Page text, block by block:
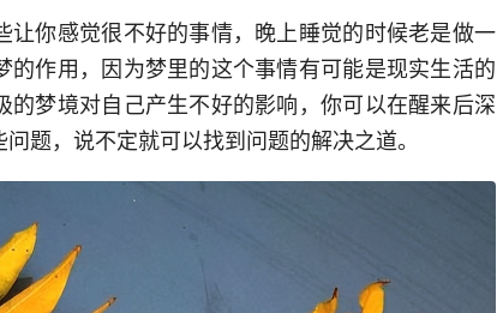
让你感觉很不好的事情，晚上睡觉的时候老是做一
作用，因为梦里的这个事情有可能是现实生活的
梦境对自己产生不好的影响，你可以在醒来后深
题，说不定就可以找到问题的解决之道。